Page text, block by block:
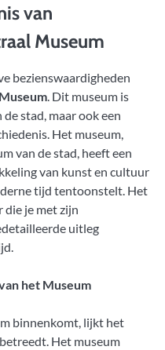
van
Museum
bezienswaardigheden
. Dit museum is
stad, maar ook een
Het museum,
van de stad, heeft een
van kunst en cultuur
tijd tentoonstelt. Het
die je met zijn
uitleg
het Museum
binnenkomt, lijkt het
Het museum